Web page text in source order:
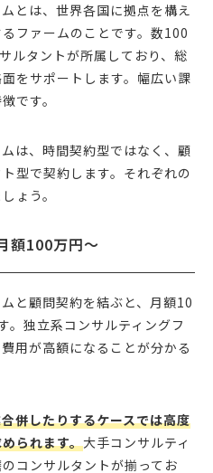
とは、世界各国に拠点を構え
ファームのことです。数100
ルタントが所属しており、総
をサポートします。幅広い課
です。
は、時間契約型ではなく、顧
型で契約します。それぞれの
ょう。
額100万円〜
と顧問契約を結ぶと、月額10
。独立系コンサルティングフ
用が高額になることが分かる
併したりするケースでは高度
られます。大手コンサルティ
コンサルタントが揃ってお